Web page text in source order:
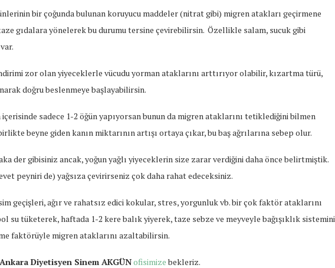
bir çoğunda bulunan koruyucu maddeler (nitrat gibi) migren atakları geçirmene
gıdalara yönelerek bu durumu tersine çevirebilirsin. Özellikle salam, sucuk gibi
zor olan yiyeceklerle vücudu yorman ataklarını arttırıyor olabilir, kızartma türü,
doğru beslenmeye başlayabilirsin.
içerisinde sadece 1-2 öğün yapıyorsan bunun da migren ataklarını tetiklediğini bilmen
beyne giden kanın miktarının artışı ortaya çıkar, bu baş ağrılarına sebep olur.
der gibisiniz ancak, yoğun yağlı yiyeceklerin size zarar verdiğini daha önce belirtmiştik.
peyniri de) yağsıza çevirirseniz çok daha rahat edeceksiniz.
geçişleri, ağır ve rahatsız edici kokular, stres, yorgunluk vb. bir çok faktör ataklarını
su tüketerek, haftada 1-2 kere balık yiyerek, taze sebze ve meyveyle bağışıklık sistemini
faktörüyle migren ataklarını azaltabilirsin.
Ankara Diyetisyen Sinem AKGÜNofisimizebekleriz.